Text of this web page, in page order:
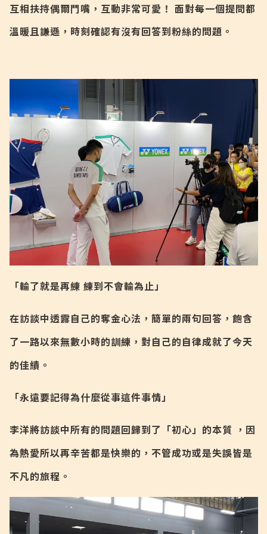
互相扶持偶爾鬥嘴，互動非常可愛！ 面對每一個提問都
溫暖且謙遜，時刻確認有沒有回答到粉絲的問題。
「輸了就是再練 練到不會輸為止」
在訪談中透露自己的奪金心法，簡單的兩句回答，飽含
了一路以來無數小時的訓練，對自己的自律成就了今天
的佳績。
「永遠要記得為什麼從事這件事情」
李洋將訪談中所有的問題回歸到了「初心」的本質 ，因
為熱愛所以再辛苦都是快樂的，不管成功或是失誤皆是
不凡的旅程。